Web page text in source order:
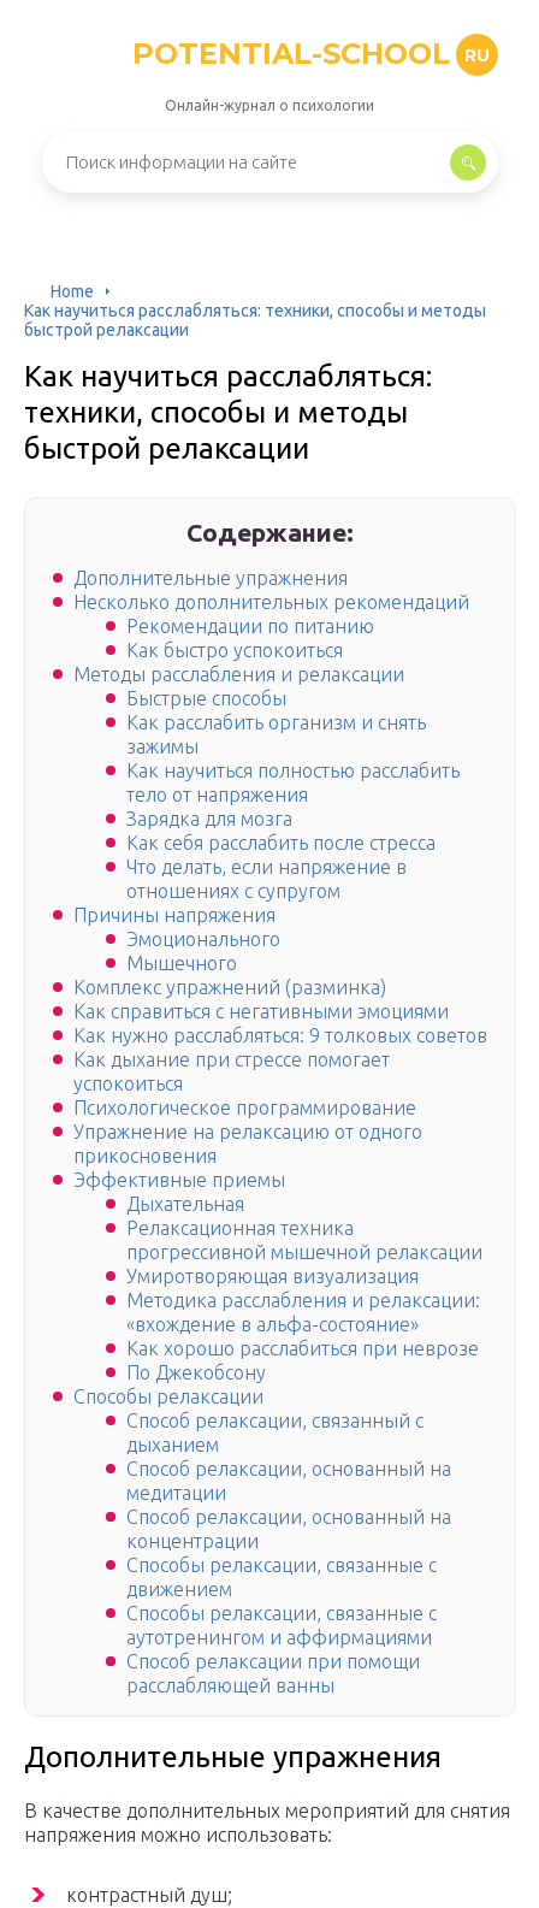
POTENTIAL-SCHOOL RU
Онлайн-журнал о психологии
Home
Как научиться расслабляться: техники, способы и методы
быстрой релаксации
Как научиться расслабляться:
техники, способы и методы
быстрой релаксации
Содержание:
Дополнительные упражнения
Несколько дополнительных рекомендаций
Рекомендации по питанию
Как быстро успокоиться
Методы расслабления и релаксации
Быстрые способы
Как расслабить организм и снять
зажимы
Как научиться полностью расслабить
тело от напряжения
Зарядка для мозга
Как себя расслабить после стресса
Что делать, если напряжение в
отношениях с супругом
Причины напряжения
Эмоционального
Мышечного
Комплекс упражнений (разминка)
Как справиться с негативными эмоциями
Как нужно расслабляться: 9 толковых советов
Как дыхание при стрессе помогает
успокоиться
Психологическое программирование
Упражнение на релаксацию от одного
прикосновения
Эффективные приемы
Дыхательная
Релаксационная техника
прогрессивной мышечной релаксации
Умиротворяющая визуализация
Методика расслабления и релаксации:
«вхождение в альфа-состояние»
Как хорошо расслабиться при неврозе
По Джекобсону
Способы релаксации
Способ релаксации, связанный с
дыханием
Способ релаксации, основанный на
медитации
Способ релаксации, основанный на
концентрации
Способы релаксации, связанные с
движением
Способы релаксации, связанные с
аутотренингом и аффирмациями
Способ релаксации при помощи
расслабляющей ванны
Дополнительные упражнения
В качестве дополнительных мероприятий для снятия
напряжения можно использовать:
контрастный душ;